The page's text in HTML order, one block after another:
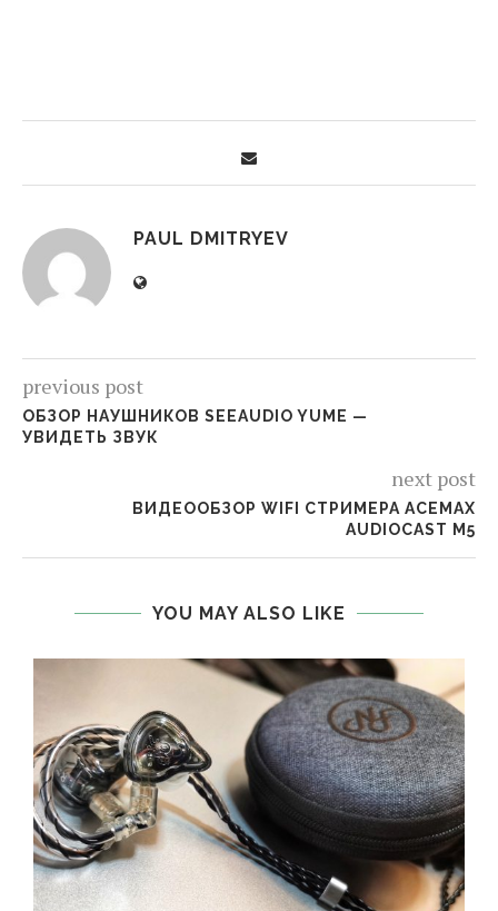
PAUL DMITRYEV
previous post
ОБЗОР НАУШНИКОВ SEEAUDIO YUME —
УВИДЕТЬ ЗВУК
next post
ВИДЕООБЗОР WIFI СТРИМЕРА ACEMAX
AUDIOCAST M5
YOU MAY ALSO LIKE